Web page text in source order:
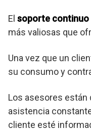
El soporte continuo
más valiosas que
Una vez que un
su consumo y
Los asesores están
asistencia
cliente esté